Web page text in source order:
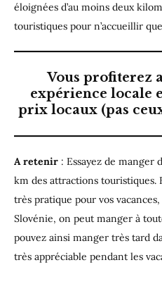
éloignées d’au moins deux
touristiques pour n’accueillir
Vous profiterez
expérience locale
prix locaux (pas
A retenir : Essayez de manger
km des attractions touristiques.
très pratique pour vos
Slovénie, on peut manger à
pouvez ainsi manger très tard
très appréciable pendant les